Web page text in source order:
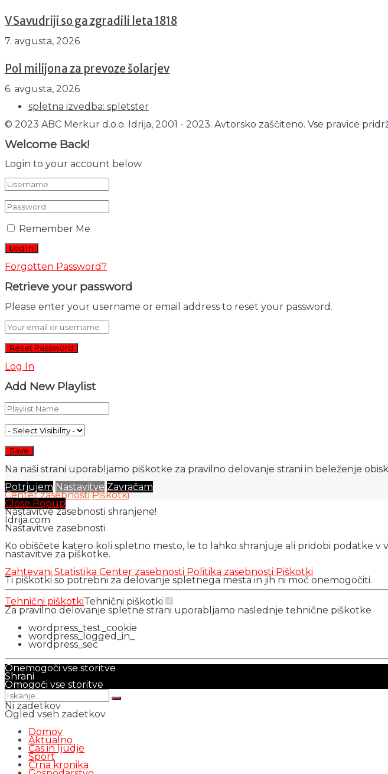
V Savudriji so ga zgradili leta 1818
7. avgusta, 2026
Pol milijona za prevoze šolarjev
6. avgusta, 2026
spletna izvedba: spletster
© 2023 ABC Merkur d.o.o. Idrija, 2001 - 2023. Avtorsko zaščiteno. Vse pravice
Welcome Back!
Login to your account below
Remember Me
Forgotten Password?
Retrieve your password
Please enter your username or email address to reset your password.
Log In
Add New Playlist
Na naši strani uporabljamo piškotke za pravilno delovanje strani in beleženje
Potrjujem Nastavitve Zavračam
Center zasebnosti Piškotki
Close Popup
Nastavitve zasebnosti shranjene!
Idrija.com
Nastavitve zasebnosti
Ko obiščete katero koli spletno mesto, le to lahko shranjuje ali pridobi podatke
nastavitve za piškotke.
Zahtevani Statistika Center zasebnosti Politika zasebnosti Piškotki
Ti piškotki so potrebni za delovanje spletnega mesta in jih ni moč onemogočiti.
Tehnični piškotkiTehnični piškotki
Za pravilno delovanje spletne strani uporabljamo naslednje tehnične piškotke
wordpress_test_cookie
wordpress_logged_in_
wordpress_sec
Onemogoči vse storitve
Shrani
Omogoči vse storitve
Ni zadetkov
Ogled vseh zadetkov
Domov
Aktualno
Čas in ljudje
Šport
Črna kronika